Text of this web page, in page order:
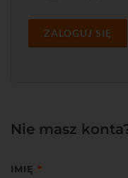
ZALOGUJ SIĘ
Nie masz
IMIĘ *